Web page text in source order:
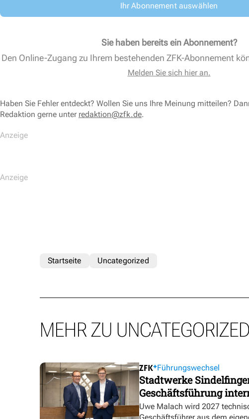
Ihr Abonnement auswählen
Sie haben bereits ein Abonnement?
Den Online-Zugang zu Ihrem bestehenden ZFK-Abonnement
Melden Sie sich hier an.
Haben Sie Fehler entdeckt? Wollen Sie uns Ihre Meinung mitteilen?
Redaktion gerne unter redaktion@zfk.de.
Startseite Uncategorized
MEHR ZU UNCATEGORIZED
Führungswechsel
Stadtwerke
Geschäftsführung
Uwe Malach wird 2027